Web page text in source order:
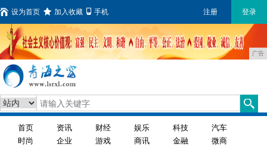
设为首页 加入收藏 手机 注册 登录
广告
首页 资讯 财经 娱乐 科技
汽车
时尚
企业 游戏 商讯 金融
微商